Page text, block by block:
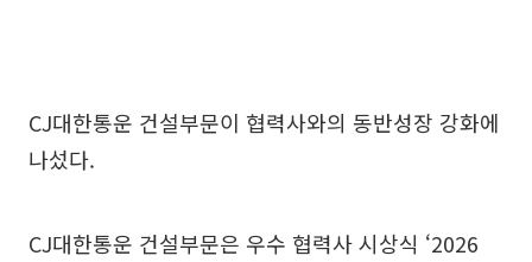
CJ대한통운 건설부문이 협력사와의 동반성장 강화에
나섰다.
CJ대한통운 건설부문은 우수 협력사 시상식 ‘2026